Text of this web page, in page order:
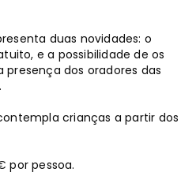
duas novidades: o
e a possibilidade de os
dos oradores das
crianças a partir dos
por pessoa.